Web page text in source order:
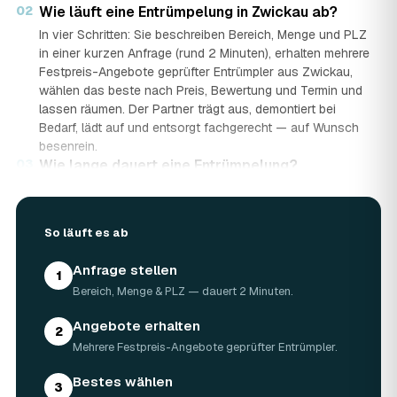
02 Wie läuft eine Entrümpelung in Zwickau ab?
In vier Schritten: Sie beschreiben Bereich, Menge und PLZ
in einer kurzen Anfrage (rund 2 Minuten), erhalten mehrere
Festpreis-Angebote geprüfter Entrümpler aus Zwickau,
wählen das beste nach Preis, Bewertung und Termin und
lassen räumen. Der Partner trägt aus, demontiert bei
Bedarf, lädt auf und entsorgt fachgerecht — auf Wunsch
besenrein.
Wie lange dauert eine Entrümpelung?
eine komplette Wohnung oder ein Haus in Zwickau kann
schon innerhalb weniger Tage, bei akuten Fällen wie einer
Messie-Wohnung auch kurzfristig.
Welche Gegenstände werden bei der
Entrümpelung entsorgt?
Mitgenommen wird praktisch der gesamte Hausrat: Möbel,
sowie Keller- und Dachbodengerümpel. Sondermüll und
So läuft es ab
1 Anfrage stellen
Bereich, Menge & PLZ — dauert 2 Minuten.
2 Angebote erhalten
Mehrere Festpreis-Angebote geprüfter Entrümpler.
3 Bestes wählen